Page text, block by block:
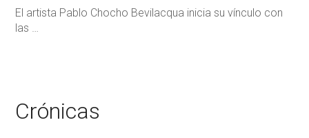
El artista Pablo Chocho Bevilacqua inicia su vínculo con
las …
Crónicas